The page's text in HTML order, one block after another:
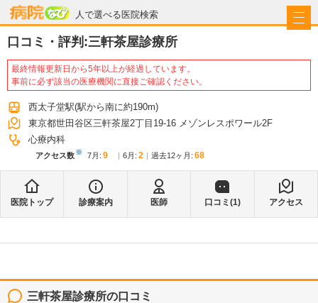
人で選べる医院検索
病院なび
口コミ・評判:三軒茶屋診療所
最終情報更新日から5年以上が経過しています。
事前に必ず該当の医療機関に直接ご確認ください。
西太子堂駅(駅から南に約190m)
東京都世田谷区三軒茶屋2丁目19-16 メゾンレスポワール2F
心療内科
アクセス数※ 7月 : 9 6月 : 2 過去12ヶ月: 68
医院トップ 診療案内 医師 口コミ(1) アクセス
三軒茶屋診療所の口コミ